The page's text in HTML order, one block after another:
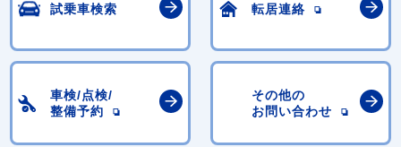
試乗車検索 転居連絡
車検/点検/
整備予約
その他の
お問い合わせ